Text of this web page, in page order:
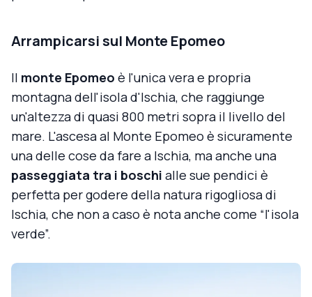
Arrampicarsi sul Monte Epomeo
Il monte Epomeo è l'unica vera e propria
montagna dell'isola d'Ischia, che raggiunge
un'altezza di quasi 800 metri sopra il livello del
mare. L'ascesa al Monte Epomeo è sicuramente
una delle cose da fare a Ischia, ma anche una
passeggiata tra i boschi alle sue pendici è
perfetta per godere della natura rigogliosa di
Ischia, che non a caso è nota anche come “l'isola
verde”.